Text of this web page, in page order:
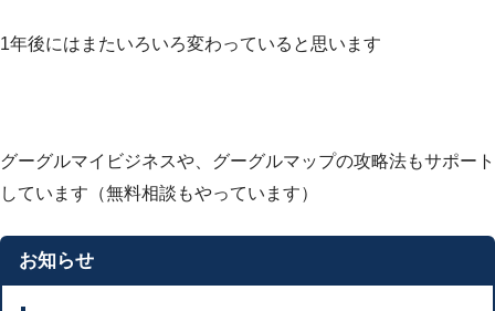
1年後にはまたいろいろ変わっていると思います
グーグルマイビジネスや、グーグルマップの攻略法もサポート
しています（無料相談もやっています）
お知らせ